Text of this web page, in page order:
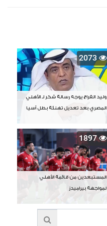
2073
وليد الفراج يوجه رسالة شكر لـ الأهلي
المصري بعد تعديل تهنئة بطل آسيا
1897
المستبعدين من قائمة الأهلي
لمواجهة بيراميدز